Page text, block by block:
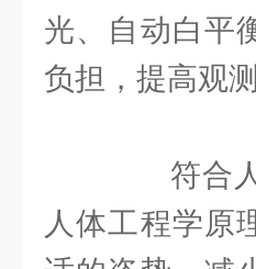
光、自动白平
负担，提高观
符合人
人体工程学原